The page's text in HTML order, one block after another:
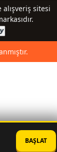
sitesi
BAŞLAT